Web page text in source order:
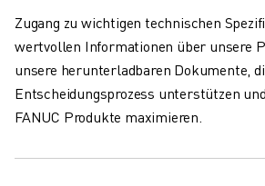
NEWS & MEDIA
NEWS & MEDIA
EVENTS
BILDUNGSVERANSTALTUNGEN
ÜBER FANUC
Zugang zu wichtigen technischen
wertvollen Informationen über unsere
unsere herunterladbaren Dokumente,
Entscheidungsprozess unterstützen
FANUC Produkte maximieren.